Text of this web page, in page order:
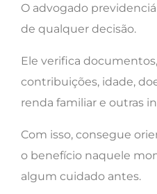
O advogado
de qualquer decisão.
Ele verifica
contribuições, idade,
renda familiar e outras
Com isso, consegue
o benefício naquele
algum cuidado antes.